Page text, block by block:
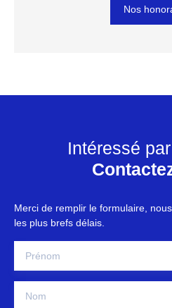
Nos
Intéressé
Merci de remplir le formulaire,
les plus brefs délais.
Prénom
Nom